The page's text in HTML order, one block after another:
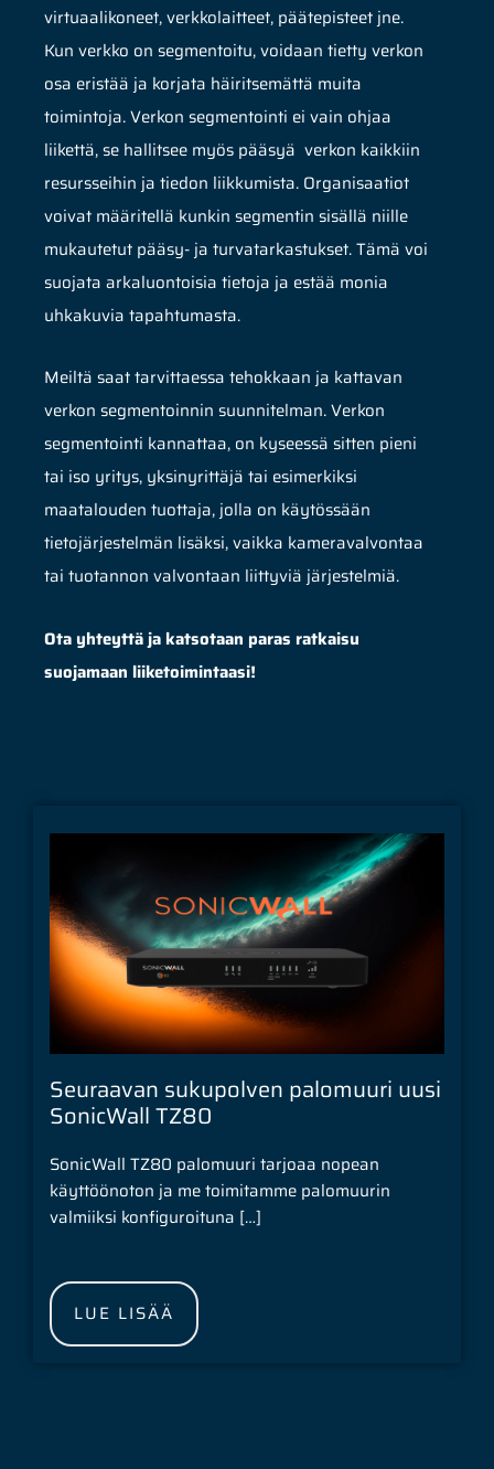
virtuaalikoneet, verkkolaitteet, päätepisteet jne.
Kun verkko on segmentoitu, voidaan tietty verkon
osa eristää ja korjata häiritsemättä muita
toimintoja. Verkon segmentointi ei vain ohjaa
liikettä, se hallitsee myös pääsyä verkon kaikkiin
resursseihin ja tiedon liikkumista. Organisaatiot
voivat määritellä kunkin segmentin sisällä niille
mukautetut pääsy- ja turvatarkastukset. Tämä voi
suojata arkaluontoisia tietoja ja estää monia
uhkakuvia tapahtumasta.
Meiltä saat tarvittaessa tehokkaan ja kattavan
verkon segmentoinnin suunnitelman. Verkon
segmentointi kannattaa, on kyseessä sitten pieni
tai iso yritys, yksinyrittäjä tai esimerkiksi
maatalouden tuottaja, jolla on käytössään
tietojärjestelmän lisäksi, vaikka kameravalvontaa
tai tuotannon valvontaan liittyviä järjestelmiä.
Ota yhteyttä ja katsotaan paras ratkaisu
suojamaan liiketoimintaasi!
Seuraavan sukupolven palomuuri uusi
SonicWall TZ80
SonicWall TZ80 palomuuri tarjoaa nopean
käyttöönoton ja me toimitamme palomuurin
valmiiksi konfiguroituna […]
LUE LISÄÄ